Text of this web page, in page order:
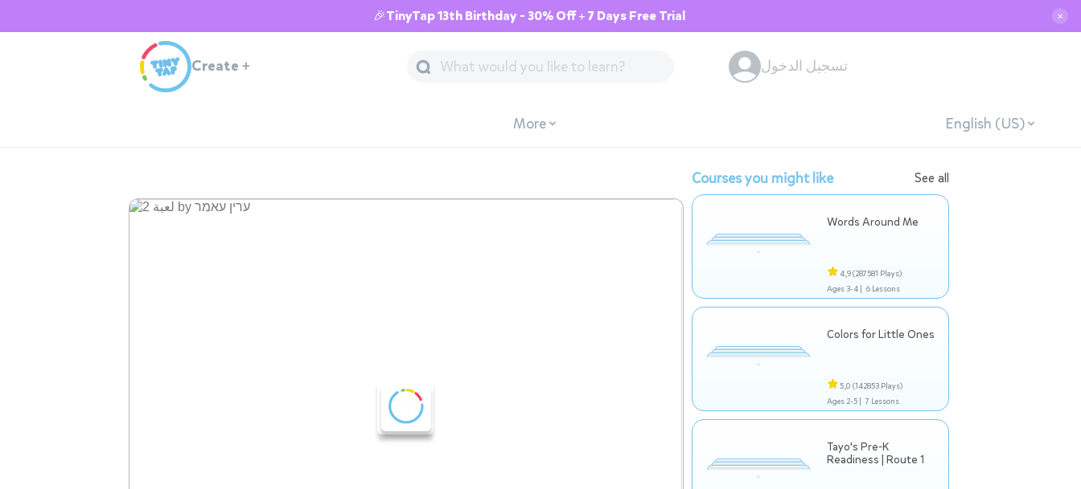
🎉TinyTap 13th Birthday - 30% Off + 7 Days Free Trial ✕
Create + تسجيل الدخول
More English (US)
Courses you might like See all
Words Around Me
4,9(287581 Plays)
Ages 3-4 | 6 Lessons
Colors for Little Ones
5,0 (142853 Plays)
Ages 2-5 | 7 Lessons
Tayo's Pre-K
Readiness | Route 1